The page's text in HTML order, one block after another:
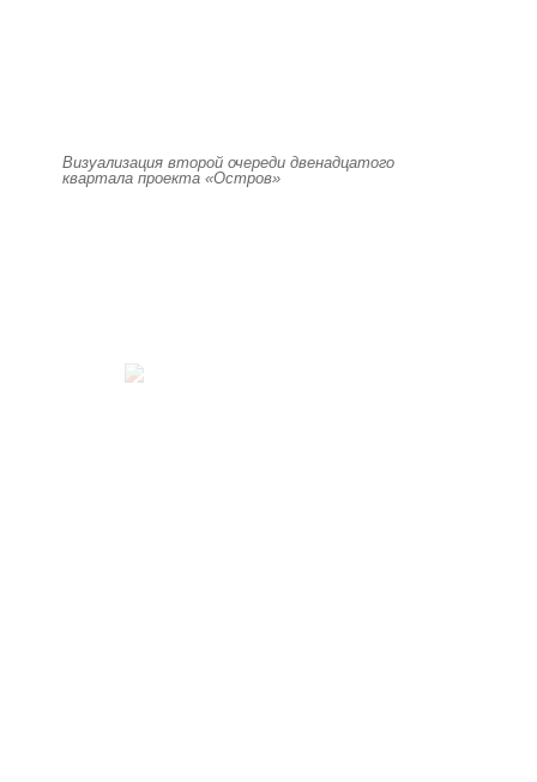
Визуализация второй очереди двенадцатого
квартала проекта «Остров»